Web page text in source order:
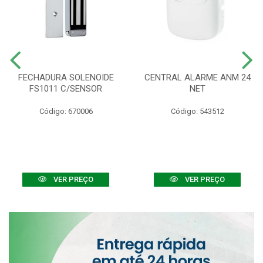
FECHADURA SOLENOIDE
FS1011 C/SENSOR
Código: 670006
VER PREÇO
CENTRAL ALARME ANM 24
NET
Código: 543512
VER PREÇO